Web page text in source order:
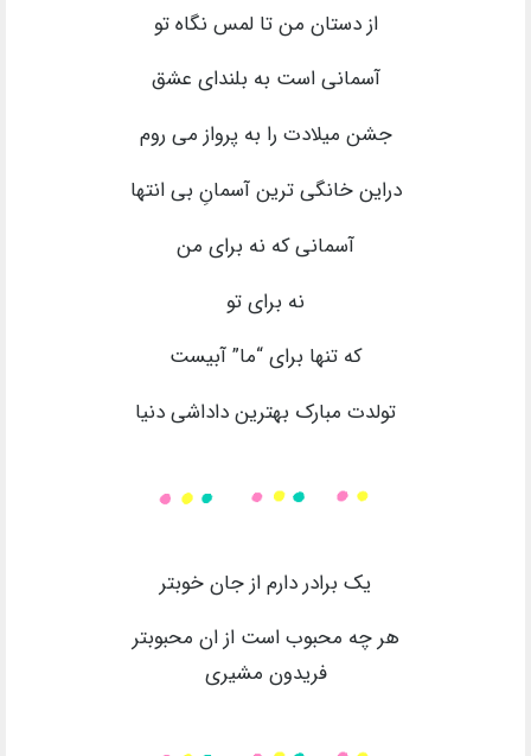
از دستان من تا لمس نگاه تو
آسمانی است به بلندای عشق
جشن میلادت را به پرواز می روم
دراین خانگی ترین آسمانِ بی انتها
آسمانی که نه برای من
نه برای تو
که تنها برای “ما” آبیست
تولدت مبارک بهترین داداشی دنیا
یک برادر دارم از جان خوبتر
هر چه محبوب است از ان محبوبتر
فریدون مشیری